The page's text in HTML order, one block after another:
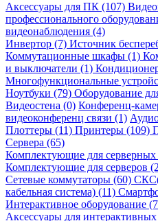
Аксессуары для ПК (107)
профессионального
видеонаблюдения (4)
Инвертор (7) Источник
Коммутационные шкафы (1)
и выключатели (1)
Многофункциональные
Ноутбуки (79) Оборудование
Видеостена (0) Конференц-
видеоконференц связи (1)
Плоттеры (11) Принтеры (109)
Сервера (65)
Комплектующие для
Комплектующие для серверов
Сетевые коммутаторы (60) СКС(
кабельная система) (11)
Интерактивное оборудование
Аксессуары для